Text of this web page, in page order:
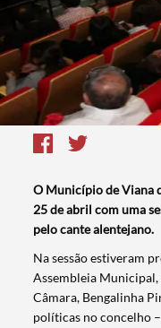
O Município de Viana
25 de abril com uma
pelo cante alentejano.
​Na sessão estiveram
Assembleia
Câmara, Bengalinha
políticas no concelho